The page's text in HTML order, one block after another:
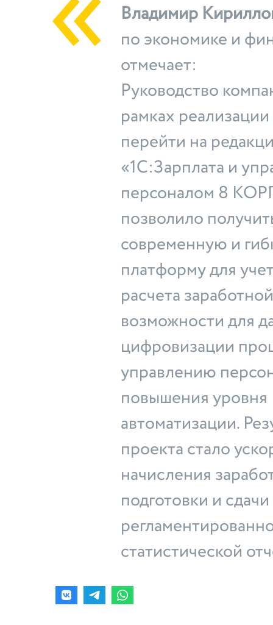
Владимир
по экономике и
отмечает:
Руководство
рамках
перейти на
«1С:Зарплата и
персоналом 8
позволило
современную и
платформу для
расчета
возможности для
цифровизации
управлению
повышения уровня
автоматизации.
проекта стало
начисления
подготовки и сдачи
статистической